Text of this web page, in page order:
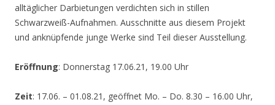
alltäglicher Darbietungen verdichten sich in stillen
Schwarzweiß-Aufnahmen. Ausschnitte aus diesem Projekt
und anknüpfende junge Werke sind Teil dieser Ausstellung.
Eröffnung: Donnerstag 17.06.21, 19.00 Uhr
Zeit: 17.06. – 01.08.21, geöffnet Mo. – Do. 8.30 – 16.00 Uhr,